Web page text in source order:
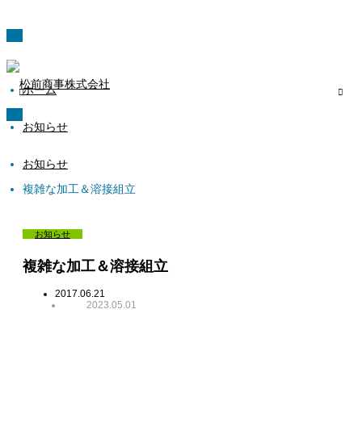
ホーム
お知らせ
お知らせ
複雑な加工＆溶接組立
お知らせ
複雑な加工＆溶接組立
2017.06.21
2023.05.01